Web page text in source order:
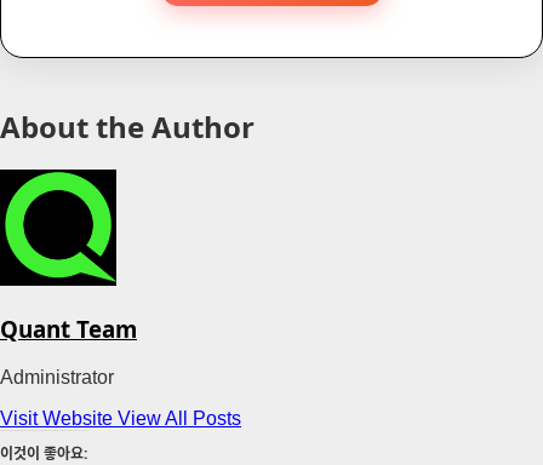
About the Author
Quant Team
Administrator
Visit Website View All Posts
이것이 좋아요: